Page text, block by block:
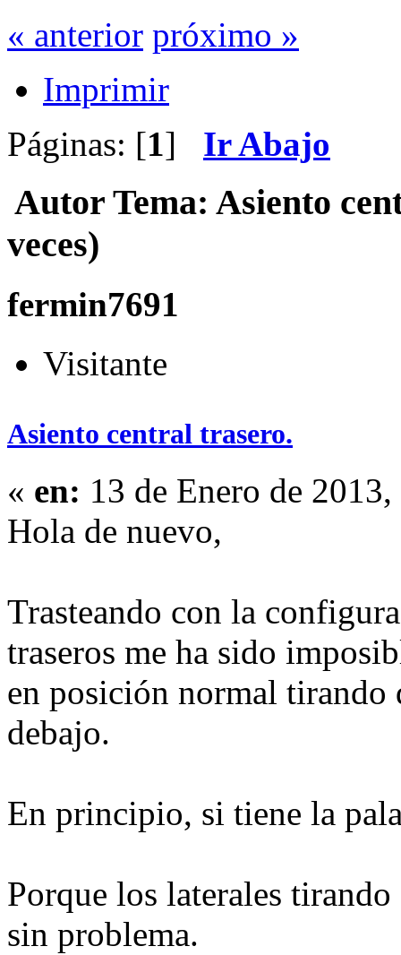
« anterior próximo »
Imprimir
Páginas: [1] Ir Abajo
Autor Tema: Asiento
veces)
fermin7691
Visitante
Asiento central trasero.
« en: 13 de Enero de
Hola de nuevo,
Trasteando con la
traseros me ha sido
en posición normal tirando
debajo.
En principio, si tiene la
Porque los laterales
sin problema.